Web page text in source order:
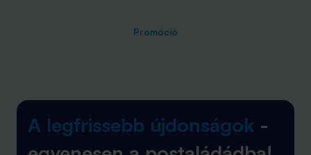
Promóció
A legfrissebb újdonságok -